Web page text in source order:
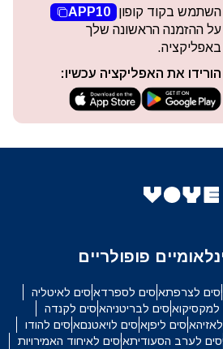
השתמש בקוד קופון
APP10
על ההזמנה הראשונה שלך
באפליקציה.
הורידו את האפליקציה עכשיו:
פופולריים
לצרפתאיסים לספרדאיסים לאיטליה
למקסיקואיסים לבריטניהאיסים לקנדה
איסים ליפןאיסים לויאטנםאיסים להודו
לערב הסעודיתאיסים לאיחוד האמירויות